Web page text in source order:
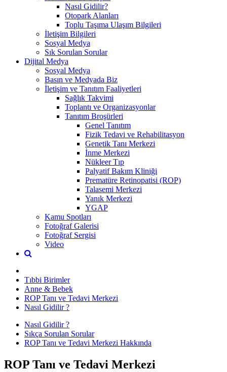
Nasıl Gidilir?
Otopark Alanları
Toplu Taşıma Ulaşım Bilgileri
İletişim Bilgileri
Sosyal Medya
Sık Sorulan Sorular
Dijital Medya
Sosyal Medya
Basın ve Medyada Biz
İletişim ve Tanıtım Faaliyetleri
Sağlık Takvimi
Toplantı ve Organizasyonlar
Tanıtım Broşürleri
Genel Tanıtım
Fizik Tedavi ve Rehabilitasyon
Genetik Tanı Merkezi
İnme Merkezi
Nükleer Tıp
Palyatif Bakım Kliniği
Prematüre Retinopatisi (ROP)
Talasemi Merkezi
Yanık Merkezi
YGAP
Kamu Spotları
Fotoğraf Galerisi
Fotoğraf Sergisi
Video
Tıbbi Birimler
Anne & Bebek
ROP Tanı ve Tedavi Merkezi
Nasıl Gidilir ?
Nasıl Gidilir ?
Sıkça Sorulan Sorular
ROP Tanı ve Tedavi Merkezi Hakkında
ROP Tanı ve Tedavi Merkezi